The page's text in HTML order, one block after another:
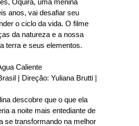
Oquirá, uma menina
anos, vai desafiar seu
o ciclo da vida. O filme
da natureza e a nossa
terra e seus elementos.
Caliente
| Direção: Yuliana Brutti |
descobre que o que ela
a noite mais entediante de
se transformando na melhor